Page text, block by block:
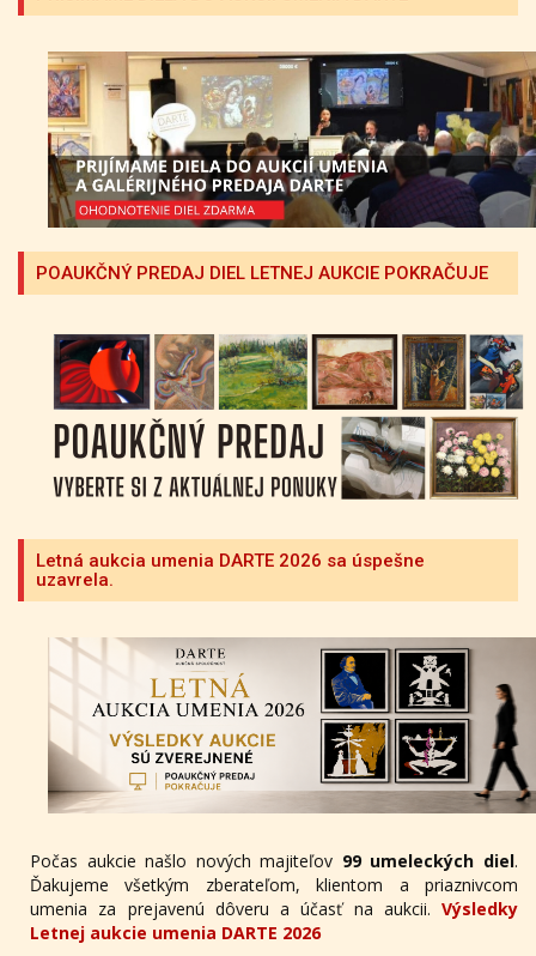
POAUKČNÝ PREDAJ DIEL LETNEJ AUKCIE POKRAČUJE
Letná aukcia umenia DARTE 2026 sa úspešne
uzavrela.
Počas aukcie našlo nových majiteľov 99 umeleckých diel.
Ďakujeme všetkým zberateľom, klientom a priaznivcom
umenia za prejavenú dôveru a účasť na aukcii. Výsledky
Letnej aukcie umenia DARTE 2026